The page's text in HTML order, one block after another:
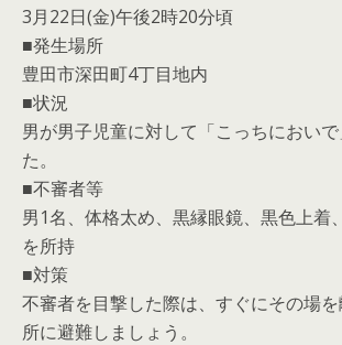
3月22日(金)午後2時20分頃
■発生場所
豊田市深田町4丁目地内
■状況
男が男子児童に対して「こっちにおい
た。
■不審者等
男1名、体格太め、黒縁眼鏡、黒色上着
を所持
■対策
不審者を目撃した際は、すぐにその場
所に避難しましょう。